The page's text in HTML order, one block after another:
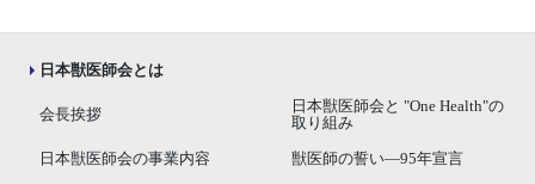
日本獣医師会とは
会長挨拶
日本獣医師会と "One Health"の
取り組み
日本獣医師会の事業内容 獣医師の誓い―95年宣言